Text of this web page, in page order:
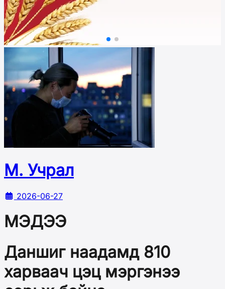
М. Учрал
2026-06-27
МЭДЭЭ
Даншиг наадамд 810
харваач цэц мэргэнээ